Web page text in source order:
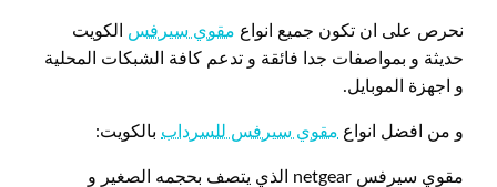
نحرص على ان تكون جميع انواع مقوي سيرفس الكويت
حديثة و بمواصفات جدا فائقة و تدعم كافة الشبكات المحلية
و اجهزة الموبايل.
و من افضل انواع مقوي سيرفس للسرداب بالكويت:
مقوي سيرفس netgear الذي يتصف بحجمه الصغير و